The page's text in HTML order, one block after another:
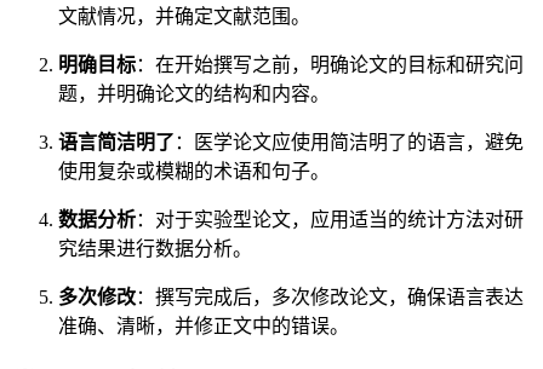
文献情况，并确定文献范围。
明确目标：在开始撰写之前，明确论文的目标和研究问
题，并明确论文的结构和内容。
语言简洁明了 ：医学论文应使用简洁明了的语言，避免
使用复杂或模糊的术语和句子。
数据分析：对于实验型论文，应用适当的统计方法对研
究结果进行数据分析。
多次修改：撰写完成后，多次修改论文，确保语言表达
准确、清晰，并修正文中的错误。